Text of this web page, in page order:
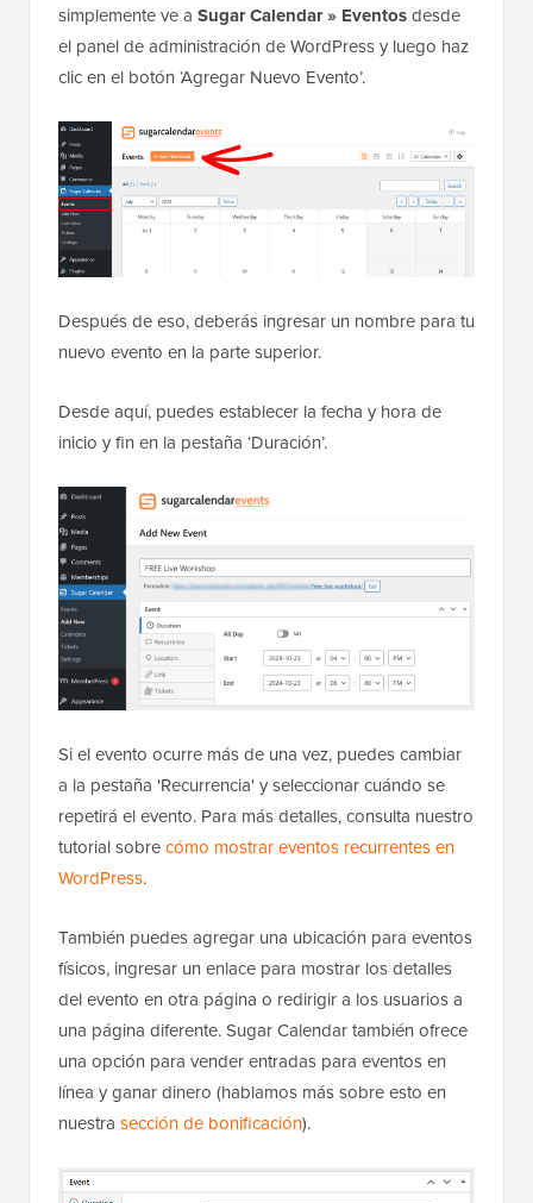
simplemente ve a Sugar Calendar» Eventosdesde
el panel de administración de WordPress y luego haz
clic en el botón ‘Agregar Nuevo Evento’.
Después de eso, deberás ingresar un nombre para tu
nuevo evento en la parte superior.
Desde aquí, puedes establecer la fecha y hora de
inicio y fin en la pestaña ‘Duración’.
Si el evento ocurre más de una vez, puedes cambiar
a la pestaña 'Recurrencia' y seleccionar cuándo se
repetirá el evento. Para más detalles, consulta nuestro
tutorial sobrecómo mostrar eventos recurrentes en
WordPress.
También puedes agregar una ubicación para eventos
físicos, ingresar un enlace para mostrar los detalles
del evento en otra página o redirigir a los usuarios a
una página diferente. Sugar Calendar también ofrece
una opción para vender entradas para eventos en
línea y ganar dinero (hablamos más sobre esto en
nuestra sección de bonificación).